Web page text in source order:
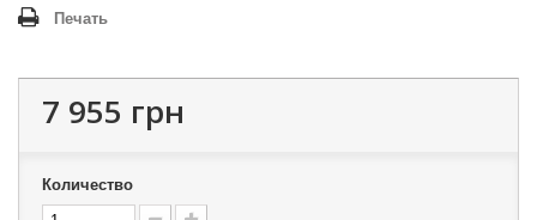
Печать
7 955 грн
Количество